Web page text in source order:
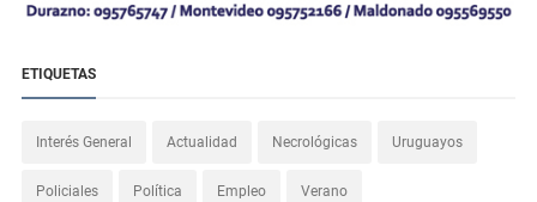
ETIQUETAS
Interés General Actualidad Necrológicas Uruguayos
Policiales Política Empleo Verano